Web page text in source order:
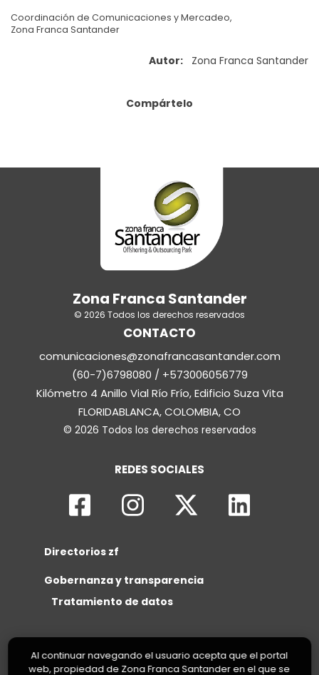
Coordinación de Comunicaciones y Mercadeo,
Zona Franca Santander
Autor: Zona Franca Santander
Compártelo
Zona Franca Santander
© 2026 Todos los derechos reservados
CONTACTO
comunicaciones@zonafrancasantander.com
(60-7)6798080 / +573006056779
Kilómetro 4 Anillo Vial Río Frío, Edificio Suza Vita
FLORIDABLANCA, COLOMBIA, CO
© 2026 Todos los derechos reservados
REDES SOCIALES
Directorios zf
Gobernanza y transparencia
Tratamiento de datos
Al continuar navegando el usuario acepta que el portal
web, propiedad de Zona Franca Santander en el que se